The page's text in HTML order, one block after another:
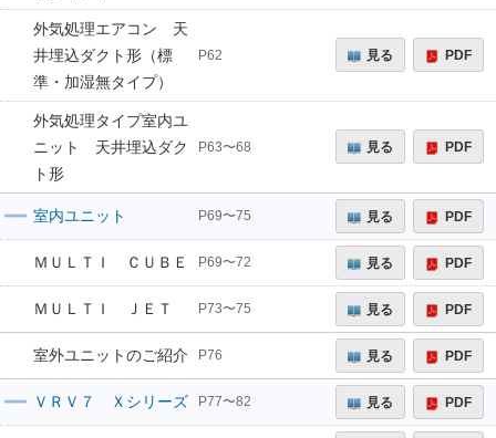
外気処理エアコン 天
井埋込ダクト形（標
準・加湿無タイプ）
P62 見る PDF
外気処理タイプ室内ユ
ニット 天井埋込ダク
ト形
P63〜68 見る PDF
室内ユニット P69〜75 見る PDF
ＭＵＬＴＩ ＣＵＢＥ P69〜72 見る PDF
ＭＵＬＴＩ ＪＥＴ P73〜75 見る PDF
室外ユニットのご紹介 P76 見る PDF
ＶＲＶ７ Ｘシリーズ P77〜82 見る PDF